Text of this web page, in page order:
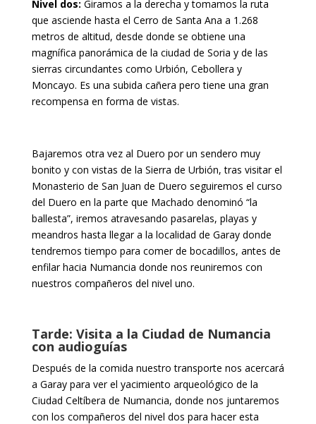
Nivel dos: Giramos a la derecha y tomamos la ruta
que asciende hasta el Cerro de Santa Ana a 1.268
metros de altitud, desde donde se obtiene una
magnífica panorámica de la ciudad de Soria y de las
sierras circundantes como Urbión, Cebollera y
Moncayo. Es una subida cañera pero tiene una gran
recompensa en forma de vistas.
Bajaremos otra vez al Duero por un sendero muy
bonito y con vistas de la Sierra de Urbión, tras visitar el
Monasterio de San Juan de Duero seguiremos el curso
del Duero en la parte que Machado denominó “la
ballesta”, iremos atravesando pasarelas, playas y
meandros hasta llegar a la localidad de Garay donde
tendremos tiempo para comer de bocadillos, antes de
enfilar hacia Numancia donde nos reuniremos con
nuestros compañeros del nivel uno.
Tarde: Visita a la Ciudad de Numancia
con audioguías
Después de la comida nuestro transporte nos acercará
a Garay para ver el yacimiento arqueológico de la
Ciudad Celtíbera de Numancia, donde nos juntaremos
con los compañeros del nivel dos para hacer esta